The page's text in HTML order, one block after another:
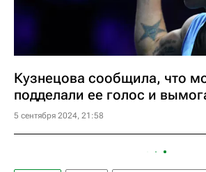
Кузнецова сообщила, что
подделали ее голос и
5 сентября 2024, 21:58